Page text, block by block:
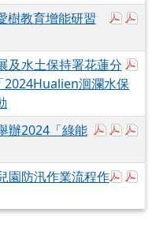
於彈
樹教育增能研習
及水土保持署花蓮分
2024Hualien洄瀾水保
於彈跳
於彈
辦2024「綠能
於彈
園防汛作業流程作